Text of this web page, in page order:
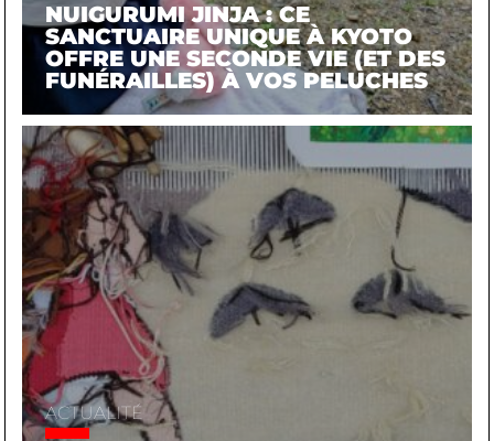
NUIGURUMI JINJA : CE
SANCTUAIRE UNIQUE À KYOTO
OFFRE UNE SECONDE VIE (ET DES
FUNÉRAILLES) À VOS PELUCHES
ACTUALITÉ